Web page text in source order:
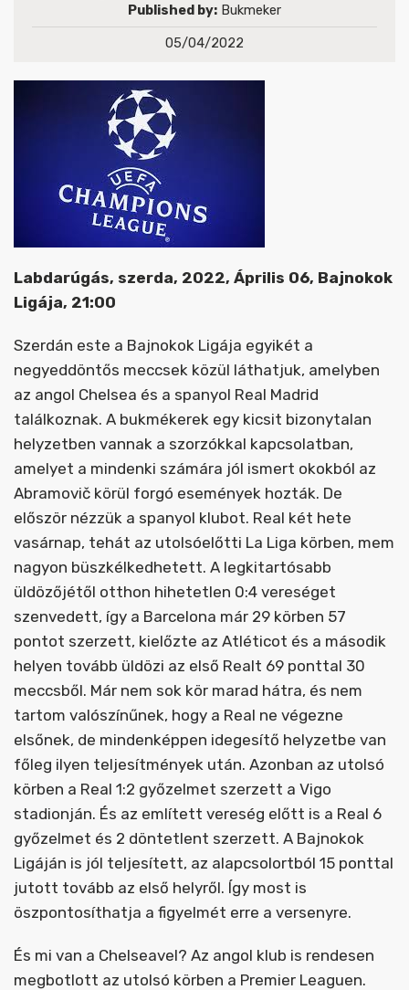
Published by: Bukmeker
05/04/2022
Labdarúgás, szerda, 2022, Április 06, Bajnokok
Ligája, 21:00
Szerdán este a Bajnokok Ligája egyikét a
negyeddöntős meccsek közül láthatjuk, amelyben
az angol Chelsea és a spanyol Real Madrid
találkoznak. A bukmékerek egy kicsit bizonytalan
helyzetben vannak a szorzókkal kapcsolatban,
amelyet a mindenki számára jól ismert okokból az
Abramovič körül forgó események hozták. De
először nézzük a spanyol klubot. Real két hete
vasárnap, tehát az utolsóelőtti La Liga körben, mem
nagyon büszkélkedhetett. A legkitartósabb
üldözőjétől otthon hihetetlen 0:4 vereséget
szenvedett, így a Barcelona már 29 körben 57
pontot szerzett, kielőzte az Atléticot és a második
helyen tovább üldözi az első Realt 69 ponttal 30
meccsből. Már nem sok kör marad hátra, és nem
tartom valószínűnek, hogy a Real ne végezne
elsőnek, de mindenképpen idegesítő helyzetbe van
főleg ilyen teljesítmények után. Azonban az utolsó
körben a Real 1:2 győzelmet szerzett a Vigo
stadionján. És az említett vereség előtt is a Real 6
győzelmet és 2 döntetlent szerzett. A Bajnokok
Ligáján is jól teljesített, az alapcsolortból 15 ponttal
jutott tovább az első helyről. Így most is
öszpontosíthatja a figyelmét erre a versenyre.
És mi van a Chelseavel? Az angol klub is rendesen
megbotlott az utolsó körben a Premier Leaguen.